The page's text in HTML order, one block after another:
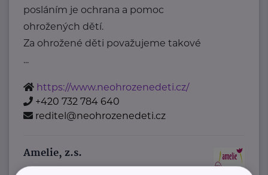
posláním je ochrana a pomoc
ohrožených dětí.
Za ohrožené děti považujeme takové
...
https://www.neohrozenedeti.cz/
+420 732 784 640
reditel@neohrozenedeti.cz
Amelie, z.s.
Šaldova